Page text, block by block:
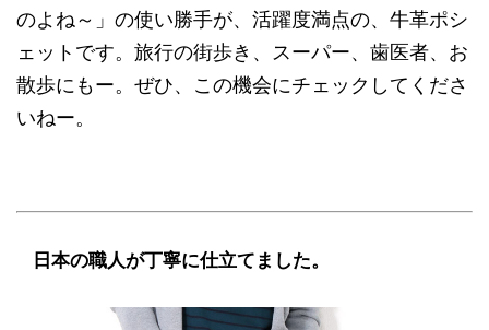
のよね～」の使い勝手が、活躍度満点の、牛革ポシ
ェットです。旅行の街歩き、スーパー、歯医者、お
散歩にもー。ぜひ、この機会にチェックしてくださ
いねー。
日本の職人が丁寧に仕立てました。